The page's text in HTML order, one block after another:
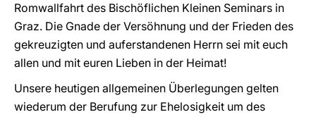
Romwallfahrt des Bischöflichen Kleinen Seminars in
Graz. Die Gnade der Versöhnung und der Frieden des
gekreuzigten und auferstandenen Herrn sei mit euch
allen und mit euren Lieben in der Heimat!
Unsere heutigen allgemeinen Überlegungen gelten
wiederum der Berufung zur Ehelosigkeit um des